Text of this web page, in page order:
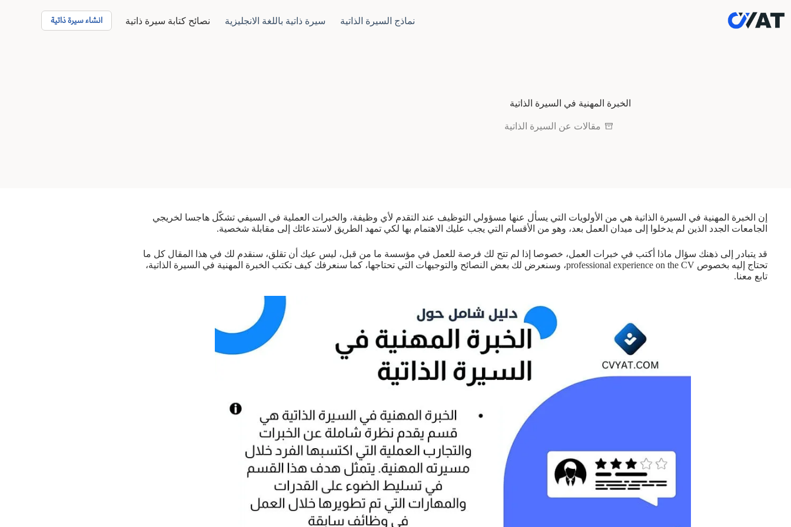
إلى
المحتوى
نماذج السيرة الذاتية سيرة ذاتية باللغة الانجليزية نصائح كتابة سيرة ذاتية انشاء سيرة ذاتية
الخبرة المهنية في السيرة الذاتية
مقالات عن السيرة الذاتية
إن الخبرة المهنية في السيرة الذاتية هي من الأولويات التي يسأل عنها مسؤولي التوظيف عند التقدم لأي وظيفة، والخبرات العملية في السيفي تشكّل هاجسا لخريجي
الجامعات الجدد الذين لم يدخلوا إلى ميدان العمل بعد، وهو من الأقسام التي يجب عليك الاهتمام بها لكي تمهد الطريق لاستدعائك إلى مقابلة شخصية.
قد يتبادر إلى ذهنك سؤال ماذا أكتب في خبرات العمل، خصوصا إذا لم تتح لك فرصة للعمل في مؤسسة ما من قبل، ليس عيك أن تقلق، سنقدم لك في هذا المقال كل ما
تحتاج إليه بخصوص professional experience on the CV، وسنعرض لك بعض النصائح والتوجيهات التي تحتاجها، كما سنعرفك كيف تكتب الخبرة المهنية في السيرة الذاتية،
تابع معنا.